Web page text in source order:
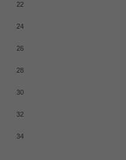
22
24
26
28
30
32
34